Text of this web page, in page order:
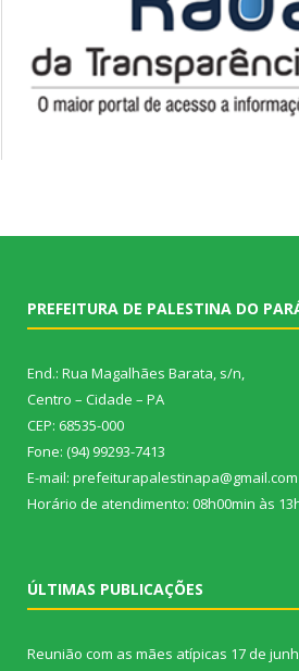
PREFEITURA DE PALESTINA DO
End.: Rua Magalhães Barata, s/n,
Centro – Cidade – PA
CEP: 68535-000
Fone: (94) 99293-7413
E-mail: prefeiturapalestinapa@gmail.com
Horário de atendimento: 08h00min às
ÚLTIMAS PUBLICAÇÕES
Reunião com as mães atípicas 17 de